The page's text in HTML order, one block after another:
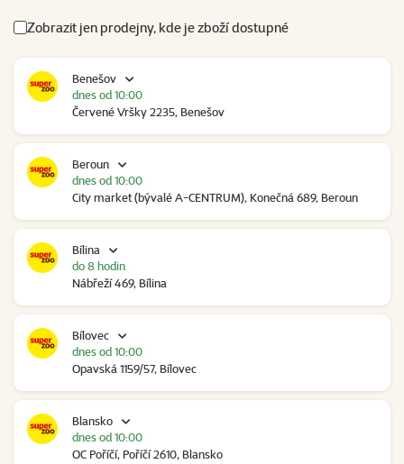
Zobrazit jen prodejny, kde je zboží dostupné
Benešov
Červené Vršky 2235, Benešov
dnes od 10:00
Beroun
City market (bývalé A-CENTRUM), Konečná 689, Beroun
dnes od 10:00
Bílina
Nábřeží 469, Bílina
do 8 hodin
Bílovec
Opavská 1159/57, Bílovec
dnes od 10:00
Blansko
OC Poříčí, Poříčí 2610, Blansko
dnes od 10:00